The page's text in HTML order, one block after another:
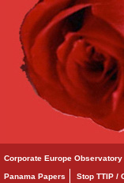
Corporate Europe Observatory
Panama Papers Stop TTIP /